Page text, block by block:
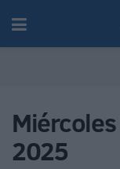
2025